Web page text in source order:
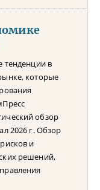
тенденции в
которые
обзор
2026 г. Обзор
и
решений,